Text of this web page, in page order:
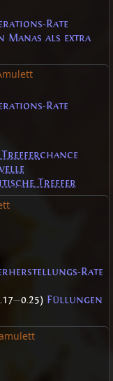
Rate
Manas als extra
Rate
chance
Treffer
Rate
—0.25) Füllungen